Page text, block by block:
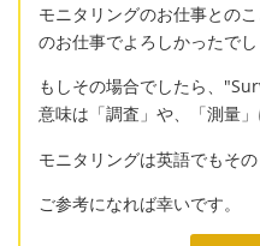
モニタリングのお仕事との
のお仕事でよろしかったでし
もしその場合でしたら、
意味は「調査」や、「測量」
モニタリングは英語でもその
ご参考になれば幸いです。